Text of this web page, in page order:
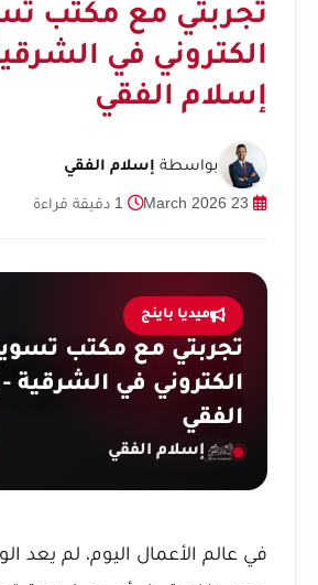
تجربتي مع مكتب
الكتروني في
إسلام الفقي
بواسطة إسلام الفقي
ميديا باينج
تجربتي مع مكتب
الكتروني في الشرقية
الفقي
إسلام الفقي
في عالم الأعمال اليوم، لم يعد